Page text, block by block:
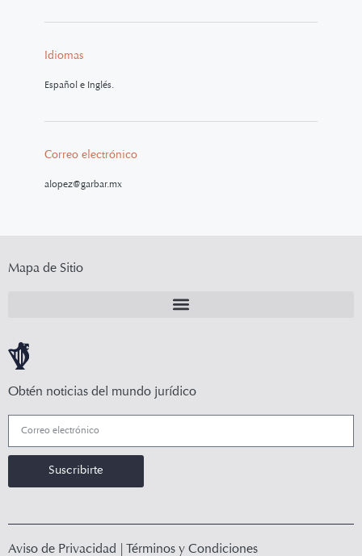
Idiomas
Español e Inglés.
Correo electrónico
alopez@garbar.mx
Mapa de Sitio
Obtén noticias del mundo jurídico
Suscribirte
Aviso de Privacidad Términos y Condiciones